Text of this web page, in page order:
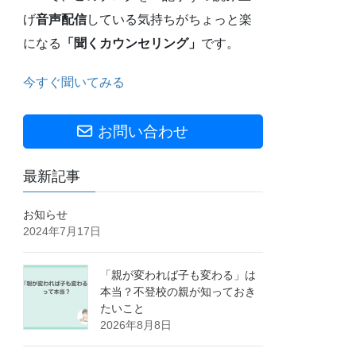
げ音声配信している気持ちがちょっと楽
になる
「聞くカウンセリング」 です。
今すぐ聞いてみる
お問い合わせ
最新記事
お知らせ
2024年7月17日
「親が変われば子も変わる」は
本当？不登校の親が知っておき
たいこと
2026年8月8日